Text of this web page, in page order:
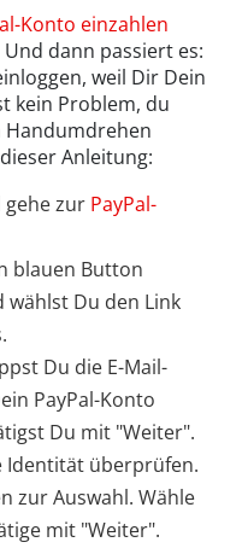
Konto einzahlen
dann passiert es:
weil Dir Dein
kein Problem, du
Handumdrehen
Anleitung:
gehe zur PayPal-
blauen Button
wählst Du den Link
Du die E-Mail-
PayPal-Konto
Du mit "Weiter".
Identität überprüfen.
zur Auswahl. Wähle
mit "Weiter".